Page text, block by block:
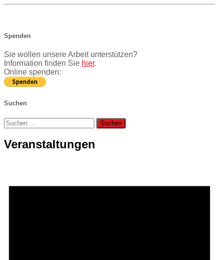
Spenden
Sie wollen unsere Arbeit unterstützen?
Information finden Sie hier.
Online spenden:
Suchen
Suchen
nach:
Veranstaltungen